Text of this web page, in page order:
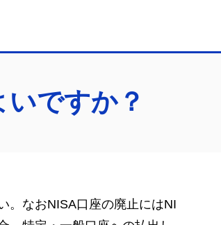
ですか？
。なおNISA口座の廃止にはNI